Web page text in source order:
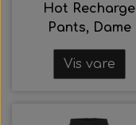
Hot Recharge
Pants, Dame
Vis vare